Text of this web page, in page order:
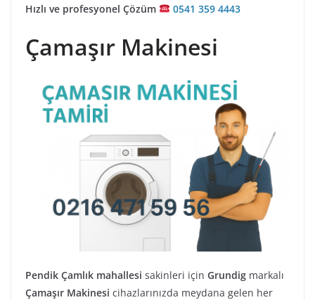
Hızlı ve profesyonel Çözüm 0541 359 4443
Çamaşır Makinesi
Pendik Çamlık mahallesi sakinleri için Grundig markalı
Çamaşır Makinesi cihazlarınızda meydana gelen her